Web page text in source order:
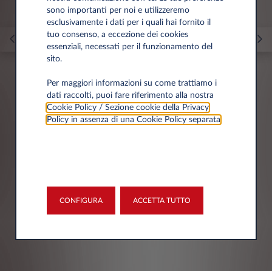
01 Apr 2023
vantaggi per le auto elettriche in Italia.
NEWS
sono importanti per noi e utilizzeremo
esclusivamente i dati per i quali hai fornito il
tuo consenso, a eccezione dei cookies
essenziali, necessati per il funzionamento del
sito.
Per maggiori informazioni su come trattiamo i
dati raccolti, puoi fare riferimento alla nostra
Cookie Policy / Sezione cookie della Privacy
Policy in assenza di una Cookie Policy separata
CONFIGURA ACCETTA TUTTO